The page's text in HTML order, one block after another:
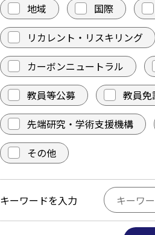
地域
国際
リカレント・リスキリング
カーボンニュートラル
教員等公募
教員免
先端研究・学術支援機構
その他
キーワードを入力